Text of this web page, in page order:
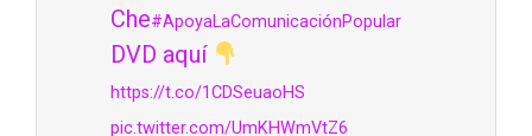
Che#ApoyaLaComunicaciónPopular
DVD aquí
https://t.co/1CDSeuaoHS
pic.twitter.com/UmKHWmVtZ6